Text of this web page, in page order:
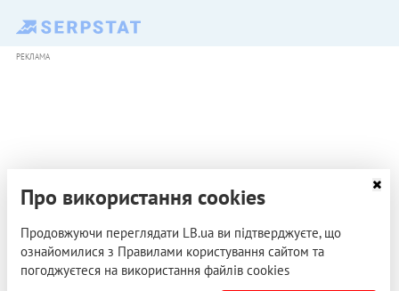
РЕКЛАМА
Про використання cookies
Продовжуючи переглядати LB.ua ви підтверджуєте, що
ознайомилися з Правилами користування сайтом та
погоджуєтеся на використання файлів cookies